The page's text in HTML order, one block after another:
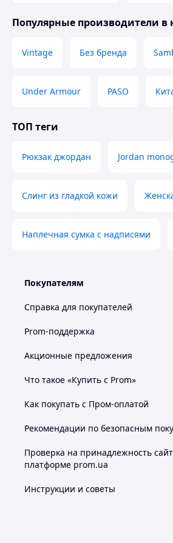
Популярные производители в
Vintage Без бренда
Under Armour PASO
ТОП теги
Рюкзак джордан Jordan
Слинг из гладкой кожи
Наплечная сумка с надписями
Покупателям
Справка для покупателей
Prom-поддержка
Акционные предложения
Что такое «Купить с Prom»
Как покупать с Пром-оплатой
Рекомендации по безопасным
Проверка на принадлежность
платформе prom.ua
Инструкции и советы